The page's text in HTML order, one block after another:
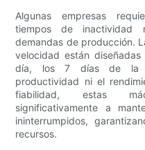
Algunas empresas
tiempos de inactividad
demandas de producción.
velocidad están
día, los 7 días de la
productividad ni el
fiabilidad, estas
significativamente a
ininterrumpidos,
recursos.